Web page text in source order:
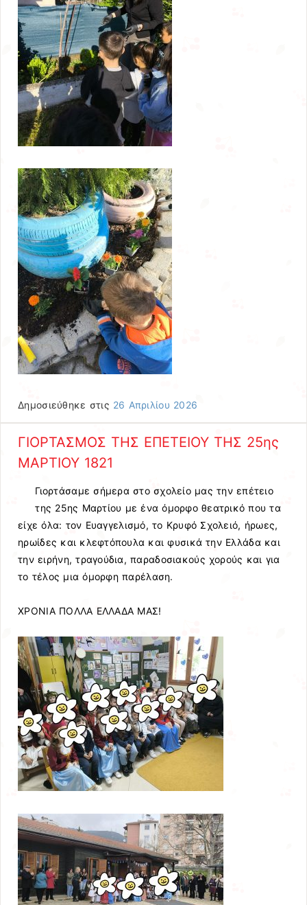
Δημοσιεύθηκε στις 26 Απριλίου 2026
ΓΙΟΡΤΑΣΜΟΣ ΤΗΣ ΕΠΕΤΕΙΟΥ ΤΗΣ 25ης
ΜΑΡΤΙΟΥ 1821
Γιορτάσαμε σήμερα στο σχολείο μας την επέτειο
της 25ης Μαρτίου με ένα όμορφο θεατρικό που τα
είχε όλα: τον Ευαγγελισμό, το Κρυφό Σχολειό, ήρωες,
ηρωίδες και κλεφτόπουλα και φυσικά την Ελλάδα και
την ειρήνη, τραγούδια, παραδοσιακούς χορούς και για
το τέλος μια όμορφη παρέλαση.
ΧΡΟΝΙΑ ΠΟΛΛΑ ΕΛΛΑΔΑ ΜΑΣ!